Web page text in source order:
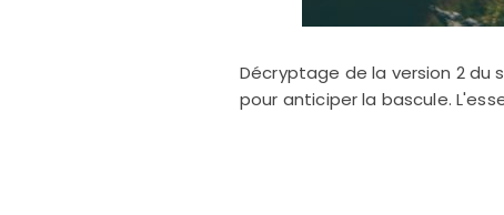
Décryptage de la version 2 du
pour anticiper la bascule.